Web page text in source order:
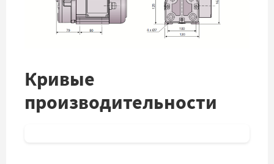
Кривые
производительности